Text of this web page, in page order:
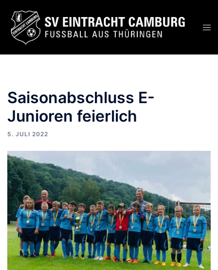
Inhalt
springen
Saisonabschluss E-
Junioren feierlich
5. JULI 2022